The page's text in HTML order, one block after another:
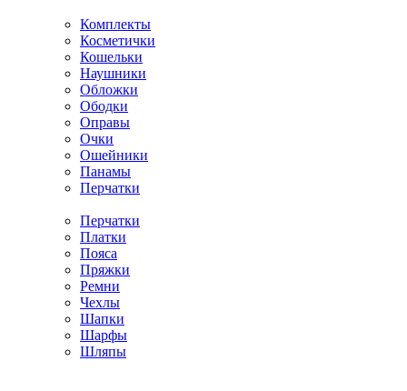
Комплекты
Косметички
Кошельки
Наушники
Обложки
Ободки
Оправы
Очки
Ошейники
Панамы
Перчатки
Перчатки
Платки
Пояса
Пряжки
Ремни
Чехлы
Шапки
Шарфы
Шляпы